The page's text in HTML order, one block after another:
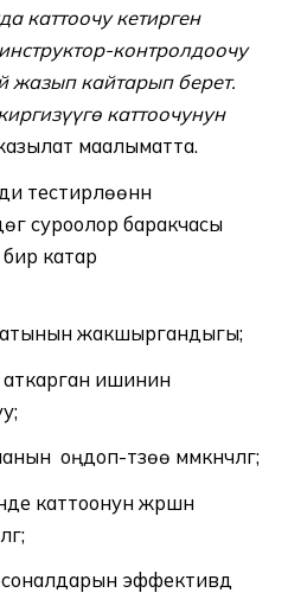
каттоочу кетирген
контролдоочу
жазып кайтарып берет.
каттоочунун
маалыматта.
тестирлөөнүн
суроолор баракчасы
катар
жакшыргандыгы;
аткарган ишинин
оңдоп-түзөө мүмүкүнчүлүгү;
каттоонун жүрүшүн
эффективдүү